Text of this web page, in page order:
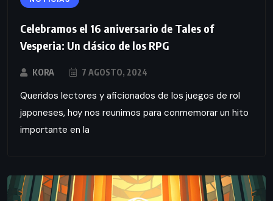
Celebramos el 16 aniversario de Tales of
Vesperia: Un clásico de los RPG
KORA 7 AGOSTO, 2024
Queridos lectores y aficionados de los juegos de rol
japoneses, hoy nos reunimos para conmemorar un hito
importante en la